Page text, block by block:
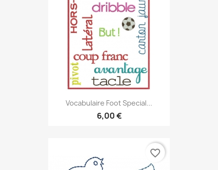
Vocabulaire Foot Special...
6,00 €
favorite_border